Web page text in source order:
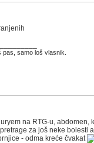
pas, samo loš vlasnik.
na RTG-u,
za još neke bolesti
- odma kreće čvakat